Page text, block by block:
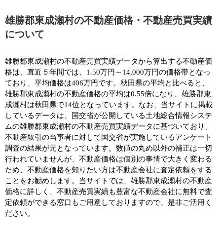
雄勝郡東成瀬村の不動産価格・不動産売買実績
について
雄勝郡東成瀬村の不動産売買実績データから算出する不動産価
格は、直近５年間では、1.50万円～14,000万円の価格帯となっ
ており、平均価格は406万円です。秋田県の平均と比べると、
雄勝郡東成瀬村の不動産価格の平均は0.55倍になり、雄勝郡東
成瀬村は秋田県で14位となっています。なお、当サイトに掲載
しているデータは、国交省が公開している土地総合情報システ
ムの雄勝郡東成瀬村の不動産売買実績データに基づいており、
不動産取引の当事者に対して国交省が実施しているアンケート
調査の結果が元となっています。数値の丸め以外の補正は一切
行われていませんが、不動産価格は個別の事情で大きく変わる
ため、不動産価格を知りたい方は不動産会社に査定依頼をする
ことをお勧めします。当サイトでは、雄勝郡東成瀬村の不動産
価格に詳しく、不動産売買実績も豊富な不動産会社に無料で査
定依頼ができる窓口もご用意しておりますので、是非ご活用く
ださい。